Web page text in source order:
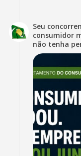
Seu
consumidor
não tenha